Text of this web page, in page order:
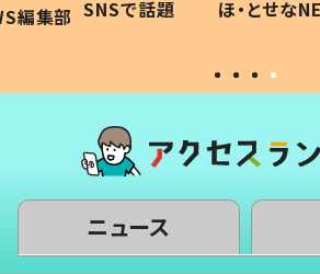
編集部 #令和の子
SNSで話題 ほ・とせな
ニュース